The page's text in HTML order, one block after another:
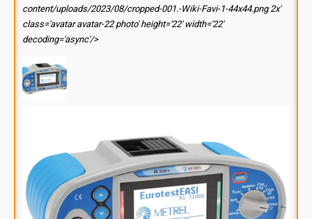
content/uploads/2023/08/cropped-001.-Wiki-Favi-1-44x44.png 2x'
class='avatar avatar-22 photo' height='22' width='22'
decoding='async'/>